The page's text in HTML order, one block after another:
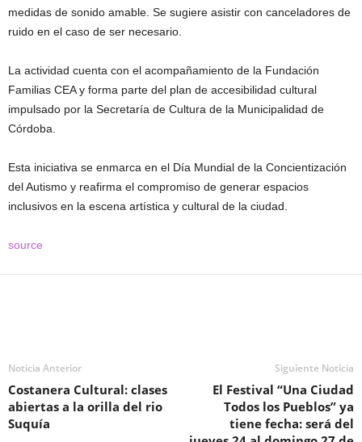
medidas de sonido amable. Se sugiere asistir con canceladores de
ruido en el caso de ser necesario.
La actividad cuenta con el acompañamiento de la Fundación
Familias CEA y forma parte del plan de accesibilidad cultural
impulsado por la Secretaría de Cultura de la Municipalidad de
Córdoba.
Esta iniciativa se enmarca en el Día Mundial de la Concientización
del Autismo y reafirma el compromiso de generar espacios
inclusivos en la escena artística y cultural de la ciudad.
source
Noticia Anterior
Costanera Cultural: clases
abiertas a la orilla del rio
Suquía
Siguiente Noticia
El Festival “Una Ciudad
Todos los Pueblos” ya
tiene fecha: será del